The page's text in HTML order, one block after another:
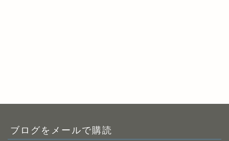
ブログをメールで購読